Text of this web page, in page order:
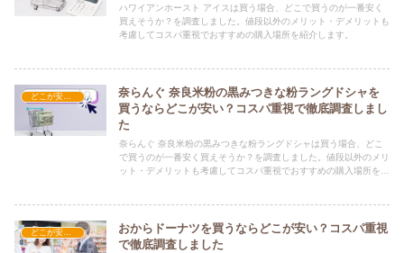
ハワイアンホースト アイスは買う場合、どこで買うのが一番安く
買えそうか？を調査しました。値段以外のメリット・デメリットも
考慮してコスパ重視でおすすめの購入場所を紹介します。
どこが安い？-お菓子・スイーツ・アイス
奈らんぐ 奈良米粉の黒みつきな粉ラングドシャを
買うならどこが安い？コスパ重視で徹底調査しまし
た
奈らんぐ 奈良米粉の黒みつきな粉ラングドシャは買う場合、どこ
で買うのが一番安く買えそうか？を調査しました。値段以外のメリ
ット・デメリットも考慮してコスパ重視でおすすめの購入場所を紹
どこが安い？-お菓子・スイーツ・アイス
おからドーナツを買うならどこが安い？コスパ重視
で徹底調査しました